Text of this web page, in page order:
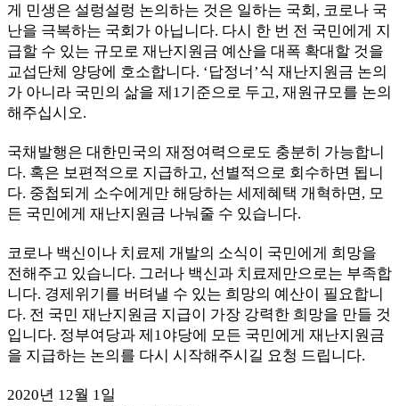
게 민생은 설렁설렁 논의하는 것은 일하는 국회, 코로나 국
난을 극복하는 국회가 아닙니다. 다시 한 번 전 국민에게 지
급할 수 있는 규모로 재난지원금 예산을 대폭 확대할 것을
교섭단체 양당에 호소합니다. ‘답정너’식 재난지원금 논의
가 아니라 국민의 삶을 제1기준으로 두고, 재원규모를 논의
해주십시오.
국채발행은 대한민국의 재정여력으로도 충분히 가능합니
다. 혹은 보편적으로 지급하고, 선별적으로 회수하면 됩니
다. 중첩되게 소수에게만 해당하는 세제혜택 개혁하면, 모
든 국민에게 재난지원금 나눠줄 수 있습니다.
코로나 백신이나 치료제 개발의 소식이 국민에게 희망을
전해주고 있습니다. 그러나 백신과 치료제만으로는 부족합
니다. 경제위기를 버텨낼 수 있는 희망의 예산이 필요합니
다. 전 국민 재난지원금 지급이 가장 강력한 희망을 만들 것
입니다. 정부여당과 제1야당에 모든 국민에게 재난지원금
을 지급하는 논의를 다시 시작해주시길 요청 드립니다.
2020년 12월 1일